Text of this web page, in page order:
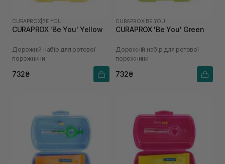
CURAPROX BE YOU
CURAPROX 'Be You' Yellow
Дорожній набір для ротової
порожнини
732₴
CURAPROX BE YOU
CURAPROX 'Be You' Green
Дорожній набір для ротової
порожнини
732₴